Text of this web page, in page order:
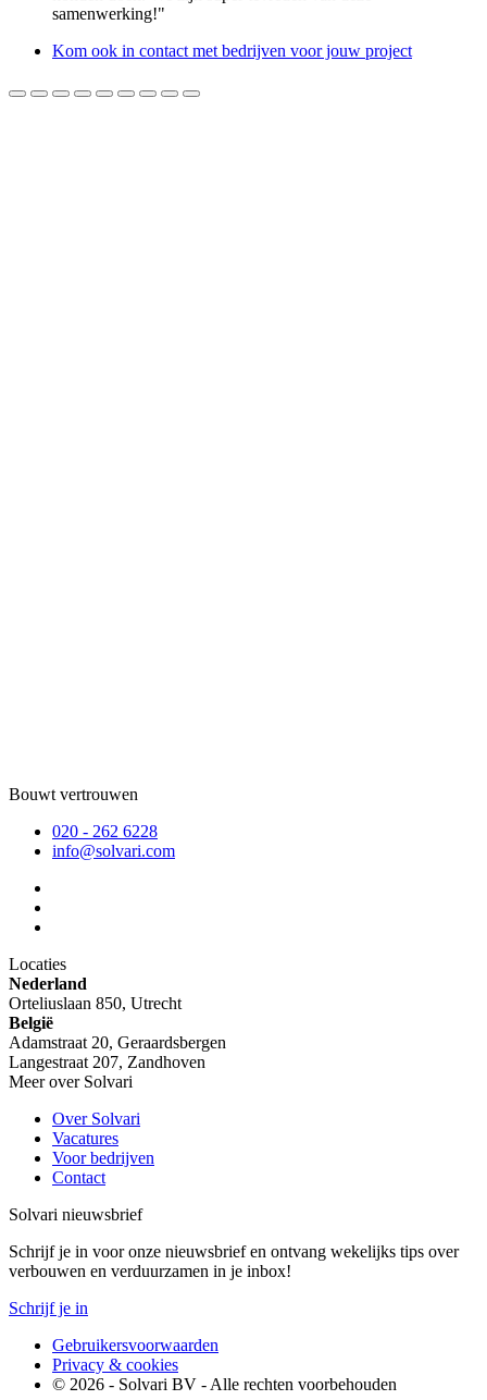
samenwerking!"
Kom ook in contact met bedrijven voor jouw project
Bouwt vertrouwen
020 - 262 6228
info@solvari.com
Locaties
Nederland
Orteliuslaan 850, Utrecht
België
Adamstraat 20, Geraardsbergen
Langestraat 207, Zandhoven
Meer over Solvari
Over Solvari
Vacatures
Voor bedrijven
Contact
Solvari nieuwsbrief
Schrijf je in voor onze nieuwsbrief en ontvang wekelijks tips over
verbouwen en verduurzamen in je inbox!
Schrijf je in
Gebruikersvoorwaarden
Privacy & cookies
© 2026 - Solvari BV - Alle rechten voorbehouden